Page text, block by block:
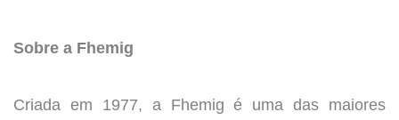
Sobre a Fhemig
Criada em 1977, a Fhemig é uma das maiores